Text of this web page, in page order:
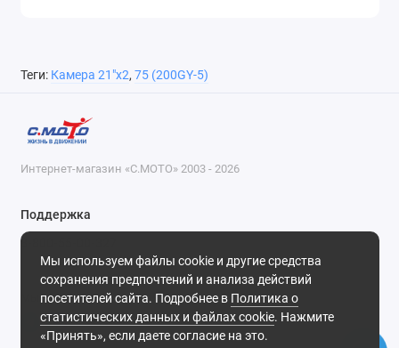
Теги: Камера 21"х2, 75 (200GY-5)
Мы используем файлы cookie и другие средства
сохранения предпочтений и анализа действий
посетителей сайта. Подробнее в Политика о
статистических данных и файлах cookie. Нажмите
«Принять», если даете согласие на это.
Интернет-магазин «С.МОТО» 2003 - 2026
Поддержка
8-800-55-00-327
Будни, с 09-30 до 18-30
Мы в сети